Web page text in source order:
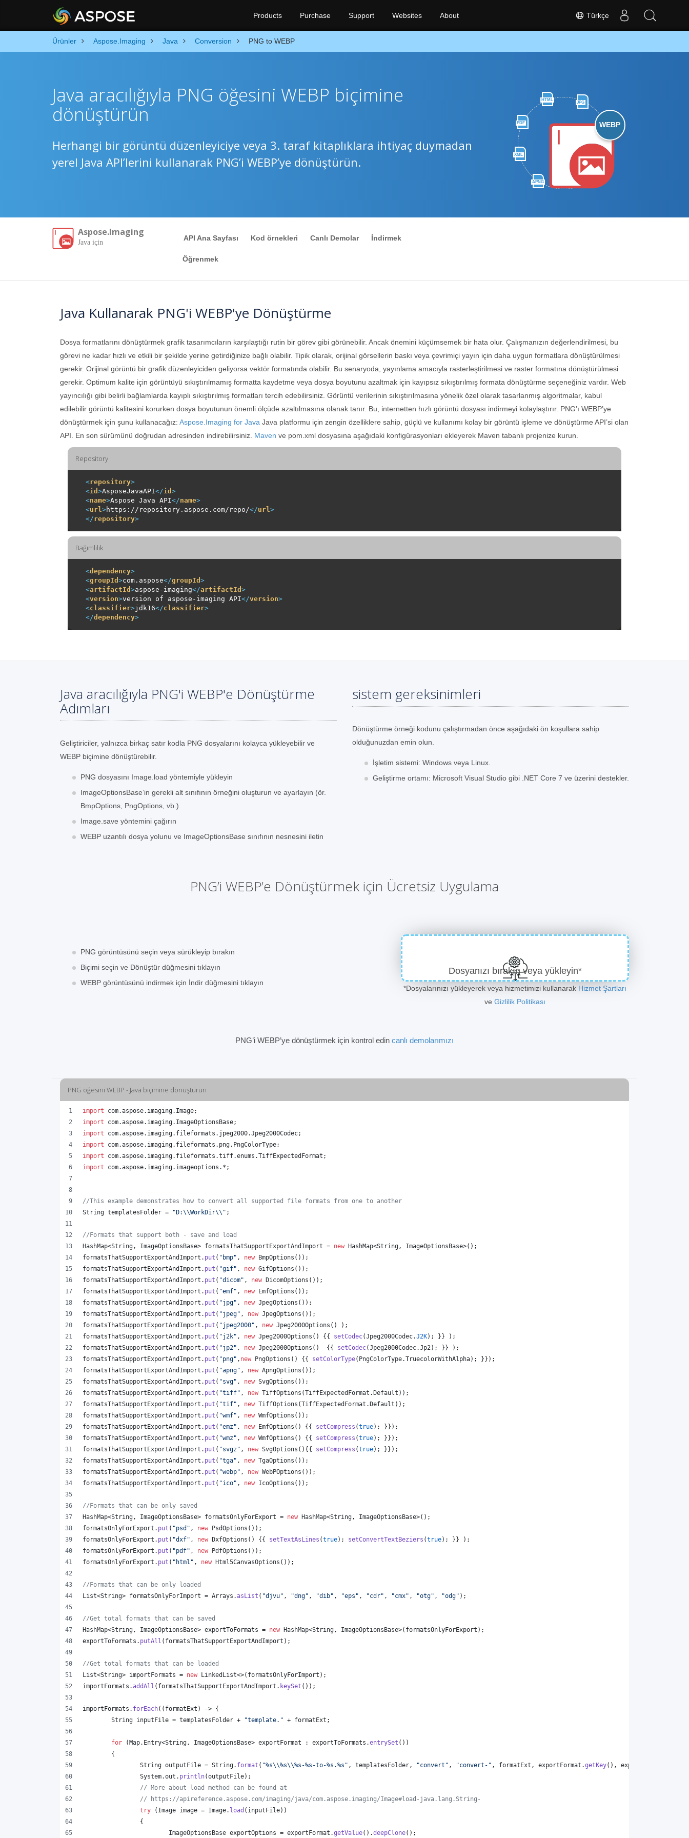
Türkçe
Products Purchase Support Websites About
Ürünler Aspose.Imaging Java Conversion PNG to WEBP
HTML
JPG
PDF
XML
APNG
WEBP
Java aracılığıyla PNG öğesini WEBP biçimine
dönüştürün
Herhangi bir görüntü düzenleyiciye veya 3. taraf kitaplıklara ihtiyaç duymadan
yerel Java API’lerini kullanarak PNG’i WEBP’ye dönüştürün.
Aspose.Imaging
Java için
API Ana Sayfası Kod örnekleri Canlı Demolar İndirmek
Öğrenmek
Java Kullanarak PNG'i WEBP'ye Dönüştürme
Dosya formatlarını dönüştürmek grafik tasarımcıların karşılaştığı rutin bir görev gibi görünebilir. Ancak önemini küçümsemek bir hata olur. Çalışmanızın değerlendirilmesi, bu
görevi ne kadar hızlı ve etkili bir şekilde yerine getirdiğinize bağlı olabilir. Tipik olarak, orijinal görsellerin baskı veya çevrimiçi yayın için daha uygun formatlara dönüştürülmesi
gerekir. Orijinal görüntü bir grafik düzenleyiciden geliyorsa vektör formatında olabilir. Bu senaryoda, yayınlama amacıyla rasterleştirilmesi ve raster formatına dönüştürülmesi
gerekir. Optimum kalite için görüntüyü sıkıştırılmamış formatta kaydetme veya dosya boyutunu azaltmak için kayıpsız sıkıştırılmış formata dönüştürme seçeneğiniz vardır. Web
yayıncılığı gibi belirli bağlamlarda kayıplı sıkıştırılmış formatları tercih edebilirsiniz. Görüntü verilerinin sıkıştırılmasına yönelik özel olarak tasarlanmış algoritmalar, kabul
edilebilir görüntü kalitesini korurken dosya boyutunun önemli ölçüde azaltılmasına olanak tanır. Bu, internetten hızlı görüntü dosyası indirmeyi kolaylaştırır. PNG’ı WEBP’ye
dönüştürmek için şunu kullanacağız: Aspose.Imaging for Java Java platformu için zengin özelliklere sahip, güçlü ve kullanımı kolay bir görüntü işleme ve dönüştürme API’si olan
API. En son sürümünü doğrudan adresinden indirebilirsiniz. Maven ve pom.xml dosyasına aşağıdaki konfigürasyonları ekleyerek Maven tabanlı projenize kurun.
Repository
<repository>
<id >AsposeJavaAPI</id >
<name>Aspose Java API</name>
<url>https://repository.aspose.com/repo/</url>
</repository>
Bağımlılık
<dependency>
<groupId >com.aspose</groupId >
<artifactId >aspose-imaging</artifactId >
<version>version of aspose-imaging API</version>
<classifier>jdk16</classifier>
</dependency>
Java aracılığıyla PNG'i WEBP'e Dönüştürme
Adımları
Geliştiriciler, yalnızca birkaç satır kodla PNG dosyalarını kolayca yükleyebilir ve
WEBP biçimine dönüştürebilir.
PNG dosyasını Image.load yöntemiyle yükleyin
ImageOptionsBase’in gerekli alt sınıfının örneğini oluşturun ve ayarlayın (ör.
BmpOptions, PngOptions, vb.)
Image.save yöntemini çağırın
WEBP uzantılı dosya yolunu ve ImageOptionsBase sınıfının nesnesini iletin
sistem gereksinimleri
Dönüştürme örneği kodunu çalıştırmadan önce aşağıdaki ön koşullara sahip
olduğunuzdan emin olun.
İşletim sistemi: Windows veya Linux.
Geliştirme ortamı: Microsoft Visual Studio gibi .NET Core 7 ve üzerini destekler.
PNG’i WEBP’e Dönüştürmek için Ücretsiz Uygulama
PNG görüntüsünü seçin veya sürükleyip bırakın
Biçimi seçin ve Dönüştür düğmesini tıklayın
WEBP görüntüsünü indirmek için İndir düğmesini tıklayın
Dosyanızı bırakın veya yükleyin*
*Dosyalarınızı yükleyerek veya hizmetimizi kullanarak Hizmet Şartları
ve Gizlilik Politikası
PNG’i WEBP’ye dönüştürmek için kontrol edin canlı demolarımızı
PNG öğesini WEBP - Java biçimine dönüştürün
import com.aspose. imaging. Image;
import
com.aspose. imaging. ImageOptionsBase;
import
com.aspose. imaging. fileformats . jpeg2000.Jpeg2000Codec;
import
com.aspose. imaging. fileformats . png. PngColorType;
import
com.aspose. imaging. fileformats .tiff.enums .TiffExpectedFormat ;
import
com.aspose. imaging. imageoptions .*;
//This example demonstrates how to convert all supported file formats from one to another
String templatesFolder = "D:\\WorkDir\\ " ;
//Formats that support both - save and load
HashMap<String, ImageOptionsBase> formatsThatSupportExportAndImport = new HashMap<String, ImageOptionsBase>();
formatsThatSupportExportAndImport . put ( "bmp" , new BmpOptions ());
formatsThatSupportExportAndImport . put ( "gif" , new GifOptions ());
formatsThatSupportExportAndImport . put ( "dicom" , new DicomOptions ());
formatsThatSupportExportAndImport . put ( "emf" , new EmfOptions ());
formatsThatSupportExportAndImport . put ( "jpg" , new JpegOptions ());
formatsThatSupportExportAndImport . put ( "jpeg" , new JpegOptions ());
formatsThatSupportExportAndImport . put ( "jpeg2000" , new Jpeg2000Options () );
formatsThatSupportExportAndImport . put ( "j2k" , new Jpeg2000Options () {{ setCodec(Jpeg2000Codec.J2K); }} );
formatsThatSupportExportAndImport . put ( "jp2" , new Jpeg2000Options ()  {{ setCodec(Jpeg2000Codec.Jp2); }} );
formatsThatSupportExportAndImport . put ( "png" , new PngOptions () {{ setColorType( PngColorType.TruecolorWithAlpha); }});
formatsThatSupportExportAndImport . put ( "apng" , new ApngOptions ());
formatsThatSupportExportAndImport . put ( "svg" , new SvgOptions ());
formatsThatSupportExportAndImport . put ( "tiff" , new TiffOptions (TiffExpectedFormat . Default ));
formatsThatSupportExportAndImport . put ( "tif" , new TiffOptions (TiffExpectedFormat . Default ));
formatsThatSupportExportAndImport . put ( "wmf" , new WmfOptions ());
formatsThatSupportExportAndImport . put ( "emz" , new EmfOptions () {{ setCompress (true); }});
formatsThatSupportExportAndImport . put ( "wmz" , new WmfOptions () {{ setCompress (true); }});
formatsThatSupportExportAndImport . put ( "svgz" , new SvgOptions (){{ setCompress (true); }});
formatsThatSupportExportAndImport . put ( "tga" , new TgaOptions ());
formatsThatSupportExportAndImport . put ( "webp" , new WebPOptions ());
formatsThatSupportExportAndImport . put ( "ico" , new IcoOptions ());
//Formats that can be only saved
HashMap<String, ImageOptionsBase> formatsOnlyForExport = new HashMap<String, ImageOptionsBase>();
formatsOnlyForExport . put ( "psd" , new PsdOptions ());
formatsOnlyForExport . put ( "dxf" , new DxfOptions () {{ setTextAsLines (true); setConvertTextBeziers (true); }} );
formatsOnlyForExport . put ( "pdf" , new PdfOptions ());
formatsOnlyForExport . put ( "html" , new Html5CanvasOptions ());
//Formats that can be only loaded
List<String> formatsOnlyForImport = Arrays .asList ( "djvu" , "dng" , "dib" , "eps" , "cdr" , "cmx" , "otg" , "odg" );
//Get total formats that can be saved
HashMap<String, ImageOptionsBase> exportToFormats = new HashMap<String, ImageOptionsBase>( formatsOnlyForExport );
exportToFormats . putAll ( formatsThatSupportExportAndImport );
//Get total formats that can be loaded
List<String> importFormats = new LinkedList<>( formatsOnlyForImport );
importFormats .addAll ( formatsThatSupportExportAndImport . keySet ());
importFormats . forEach(( formatExt ) -> {
String inputFile = templatesFolder + "template." + formatExt ;
for ( Map. Entry<String, ImageOptionsBase> exportFormat : exportToFormats .entrySet ())
	{
String outputFile = String. format ( "%s\\%s\\%s-%s-to-%s.%s" , templatesFolder, "convert" , "convert-" , formatExt , exportFormat .getKey(), exportFormat
System.out . println(outputFile);
// More about load method can be found at
// https://apireference.aspose.com/imaging/java/com.aspose.imaging/Image#load-java.lang.String-
try ( Image image = Image. load ( inputFile))
		{
ImageOptionsBase exportOptions = exportFormat .getValue().deepClone();